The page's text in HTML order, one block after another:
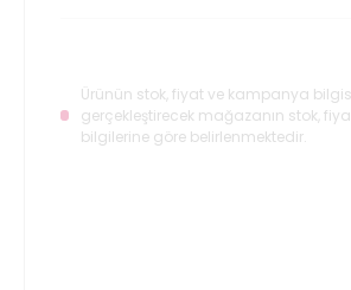
Ürünün stok, fiyat ve kampanya
gerçekleştirecek mağazanın stok,
bilgilerine göre belirlenmektedir.